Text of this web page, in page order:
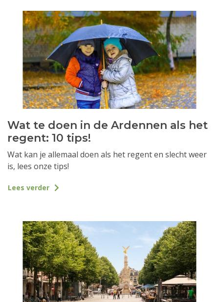
Wat te doen in de Ardennen als het
regent: 10 tips!
Wat kan je allemaal doen als het regent en slecht weer
is, lees onze tips!
Lees verder